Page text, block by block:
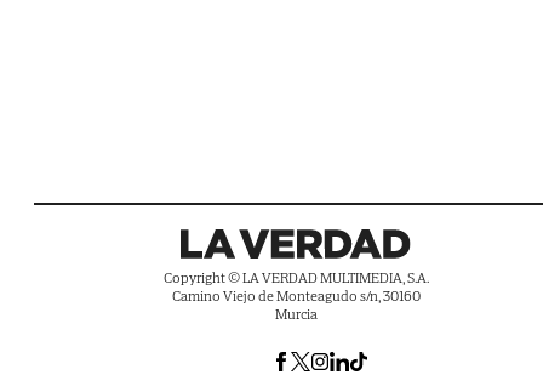
Copyright © LA VERDAD MULTIMEDIA, S.A.
Camino Viejo de Monteagudo s/n, 30160
Murcia